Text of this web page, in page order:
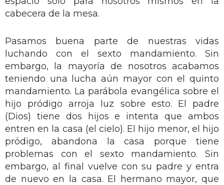
cabecera de la mesa.
Pasamos buena parte de nuestras vidas
luchando con el sexto mandamiento. Sin
embargo, la mayoría de nosotros acabamos
teniendo una lucha aún mayor con el quinto
mandamiento. La parábola evangélica sobre el
hijo pródigo arroja luz sobre esto. El padre
(Dios) tiene dos hijos e intenta que ambos
entren en la casa (el cielo). El hijo menor, el hijo
pródigo, abandona la casa porque tiene
problemas con el sexto mandamiento. Sin
embargo, al final vuelve con su padre y entra
de nuevo en la casa. El hermano mayor, que